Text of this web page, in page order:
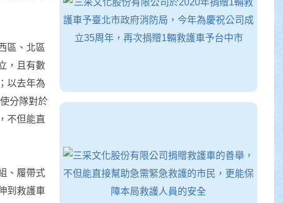
區、北區
，且有數
以去年為
分隊對於
不但能直
、履帶式
到救護車